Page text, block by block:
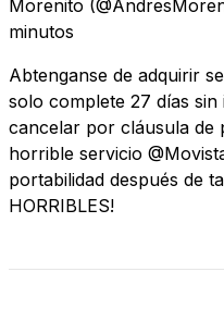
Morenito
minutos
Abtenganse de adquirir
solo complete 27 días
cancelar por cláusula de
horrible servicio
portabilidad después de
HORRIBLES!